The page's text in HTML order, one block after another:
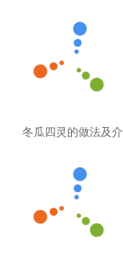
冬瓜四灵的做法及介